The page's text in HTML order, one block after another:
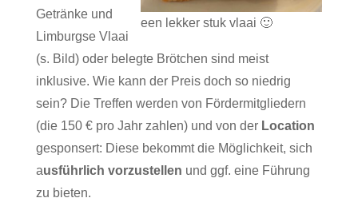
een lekker stuk vlaai 🙂
Getränke und
Limburgse Vlaai
(s. Bild) oder belegte Brötchen sind meist
inklusive. Wie kann der Preis doch so niedrig
sein? Die Treffen werden von Fördermitgliedern
(die 150 € pro Jahr zahlen) und von der Location
gesponsert: Diese bekommt die Möglichkeit, sich
ausführlich vorzustellen und ggf. eine Führung
zu bieten.